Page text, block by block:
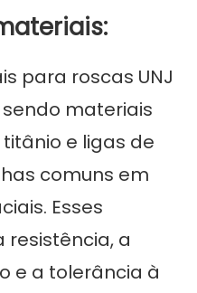
para roscas UNJ
materiais
e ligas de
comuns em
Esses
a
e a tolerância à